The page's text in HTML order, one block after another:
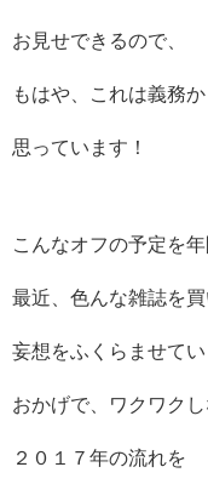
お見せできるので、
もはや、これは義務
思っています！
こんなオフの予定を
最近、色んな雑誌を
妄想をふくらませてい
おかげで、ワクワク
２０１７年の流れを